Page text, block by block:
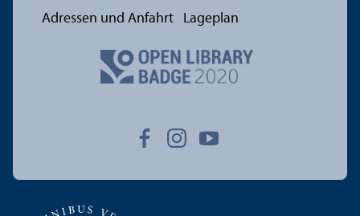
Adressen und Anfahrt Lageplan